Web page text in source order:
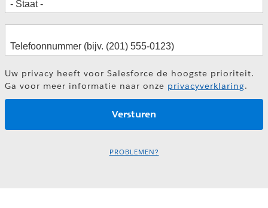
Uw privacy heeft voor Salesforce de hoogste prioriteit.
Ga voor meer informatie naar onze privacyverklaring.
PROBLEMEN?